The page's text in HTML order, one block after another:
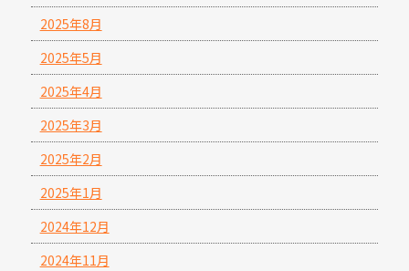
2025年8月
2025年5月
2025年4月
2025年3月
2025年2月
2025年1月
2024年12月
2024年11月